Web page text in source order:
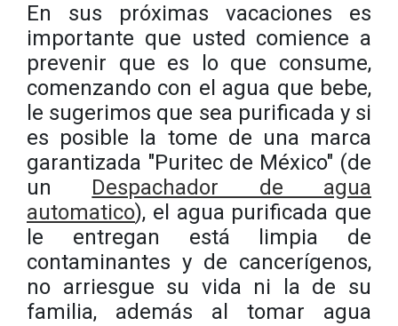
En sus próximas vacaciones es
importante que usted comience a
prevenir que es lo que consume,
comenzando con el agua que bebe,
le sugerimos que sea purificada y si
es posible la tome de una marca
garantizada "Puritec de México" (de
un Despachador de agua
automatico), el agua purificada que
le entregan está limpia de
contaminantes y de cancerígenos,
no arriesgue su vida ni la de su
familia, además al tomar agua